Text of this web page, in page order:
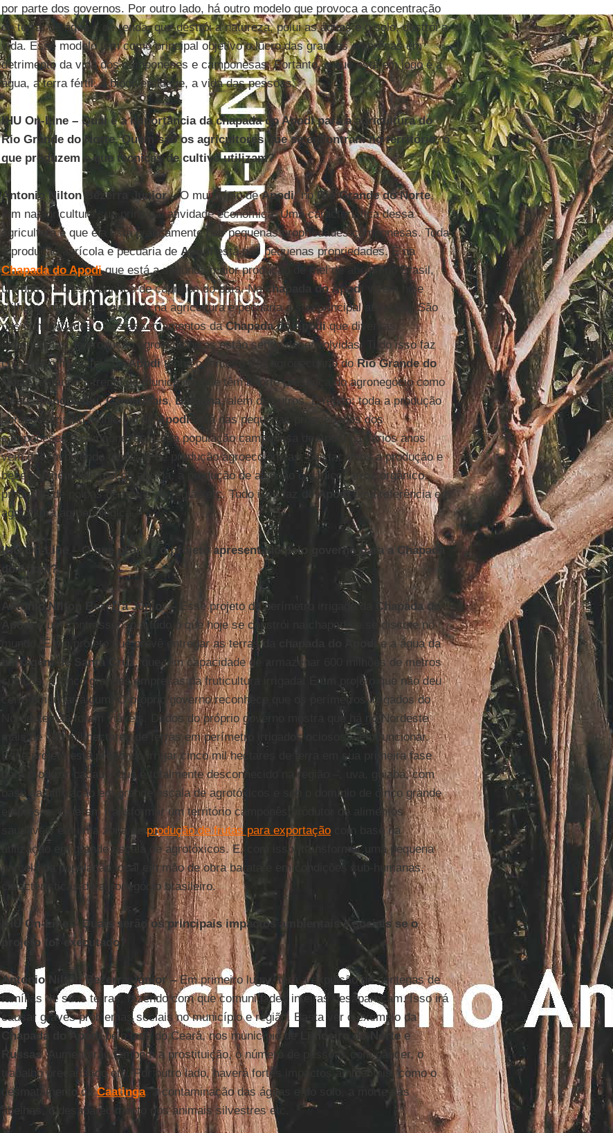
por parte dos governos. Por outro lado, há outro modelo que provoca a concentração
de terra, de água e de renda, que destrói a natureza, polui as águas e o solo, destrói a
vida. Esse modelo tem como principal objetivo o lucro das grandes empresas em
detrimento da vida dos camponeses e camponesas. Portanto, o que está em jogo é a
água, a terra fértil, a biodiversidade, a vida das pessoas.
IHU On-Line – Qual é a importância da chapada do Apodi para a agricultura do
Rio Grande do Norte. Quem são os agricultores que se encontram no território, o
que produzem e que técnicas de cultivo utilizam?
Antonio Nilton Bezerra Júnior –O município deApodi, noRio Grande do Norte,
tem na agricultura sua principal atividade econômica. Uma característica dessa
agricultura é que ela está praticamente nas pequenas propriedades camponesas. Toda
a produção agrícola e pecuária de Apodi está nas pequenas propriedades. É na
Chapada do Apodique está a segunda maior produção de mel de abelha do Brasil,
um dos maiores rebanhos de caprinos do país. Nachapada do Apodi
vivem hoje
milhares de famílias que têm na agricultura e pecuária a sua principal atividade. São
nas comunidades e nos assentamentos daChapada do Apodique diversas
experiências de produção agroecológicas estão sendo desenvolvidas. Tudo isso faz
com que o município deApoditenha o terceiro PIB agropecuário doRio Grande do
Norte, estando à frente de municípios que têm a forte presença do agronegócio como
Assú,Ipanguassu,Carnaubais,Baraúna, além de outros. E repito: toda a produção
agropecuária do município deApodiestá nas pequenas propriedades dos
camponeses e camponesas. Essa população camponesa de Apodi há vários anos
vem desenvolvendo técnicas de produção agroecológicas. Destacamos a produção e
beneficiamento do mel de abelha, a produção de algodão orgânico, arroz orgânico,
produção de polpas de frutas da região etc. Tudo isso faz deApodiuma referência em
agricultura agroecológica.
IHU On-Line – O que propõe o projeto apresentado pelo governo para a Chapada
do Apodi?
Antonio Nilton Bezerra Júnior – Esse projeto do perímetro irrigado da
Chapada do
Apodié um contrassenso a tudo o que hoje se constrói na chapada e se discute no
mundo. É um projeto que prevê entregar as terras da
e a água da
barragem de Santa Cruz, que tem capacidade de armazenar 600 milhões de metros
cúbicos, a cinco grandes empresas da fruticultura irrigada. É um projeto que não deu
certo em lugar algum. O próprio governo reconhece que os perímetros irrigados do
Nordeste não foram viáveis. Dados do próprio governo mostra que há no Nordeste
mais de 140 mil hectares de terras em perímetro irrigados ociosos, sem funcionar.
Esse projeto está propondo irrigar cinco mil hectares de terra em sua primeira fase
para produzir cacau – que é totalmente desconhecido na região –, uva, goiaba, com
base na utilização em grande escala de agrotóxicos e sob o domínio de cinco grande
empresas. Querem transformar um território camponês produtor de alimentos
saudáveis em uma zona deprodução de frutas para exportaçãocom base na
utilização em grande escala de agrotóxicos. E, com isso, transformar uma pequena
parcela da população local em mão de obra barata e em condições sub-humanas,
características do agronegócio brasileiro.
IHU On-Line – Quais serão os principais impactos ambientais e sociais se o
projeto for executado?
Antonio Nilton Bezerra Júnior –Em primeiro lugar, terá a expulsão de centenas de
famílias de suas terras, fazendo com que comunidades inteiras desapareçam. Isso irá
causar graves problemas sociais no município e região. Basta ver o exemplo da
Chapada do Apodi pelo lado do Ceará, nos município de Limoeiro do Nortee
Russas. Aumentarão também a prostituição, o número de pessoas com câncer, o
trabalho precarizado etc. Por outro lado, haverá fortes impactos ambientais, como o
desmatamento daCaatinga, a contaminação das águas e do solo, a morte das
abelhas, o desaparecimento dos animais silvestres etc.